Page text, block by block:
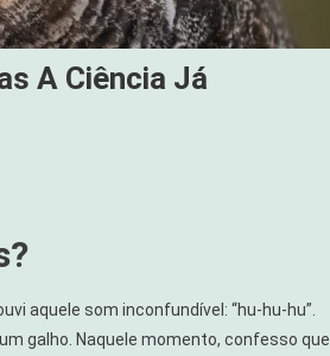
A Ciência Já
aquele som inconfundível: “hu-hu-hu”.
galho. Naquele momento, confesso que